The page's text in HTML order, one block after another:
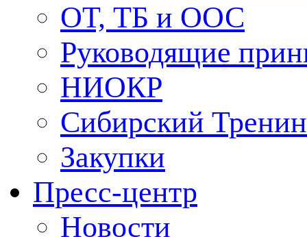
ОТ, ТБ и ООС
Руководящие
НИОКР
Сибирский
Закупки
Пресс-центр
Новости